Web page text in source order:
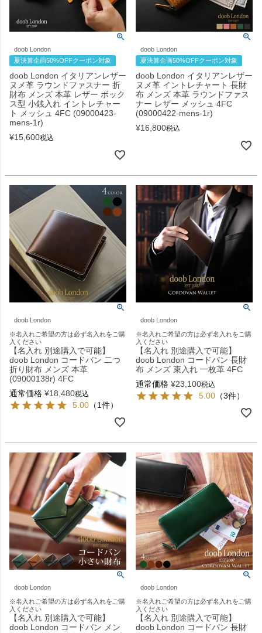
doob London
夏決算企画50%OFFクーポン対象
doob London イタリアンレザー
ヌメ革 ラウンドファスナー 折
財布 メンズ 本革 レザー ボック
ス型 小銭入れ イントレチャー
ト メッシュ 4FC (09000423-
mens-1r)
¥15,600税込
doob London
夏決算企画50%OFFクーポン対象
doob London イタリアンレザー
ヌメ革 イントレチャート 長財
布 メンズ 本革 ラウンドファス
ナー レザー メッシュ 4FC
(09000422-mens-1r)
¥16,800税込
doob London
※名入れご希望の方は必ず名入れをご購
入ください
【名入れ 別途購入で可能】
doob London コードバン 二つ
折り財布 メンズ 本革
(09000138r) 4FC
通常価格 ¥18,480税込
5.00 （1件）
doob London
※名入れご希望の方は必ず名入れをご購
入ください
【名入れ 別途購入で可能】
doob London コードバン 長財
布 メンズ 束入れ 一枚革 4FC
通常価格 ¥23,100税込
5.00 （3件）
doob London
※名入れご希望の方は必ず名入れをご購
入ください
【名入れ 別途購入で可能】
doob London コードバン メン
doob London
※名入れご希望の方は必ず名入れをご購
入ください
【名入れ 別途購入で可能】
doob London コードバン 長財